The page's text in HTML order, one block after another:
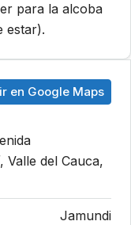
para la alcoba
estar).
en Google Maps
Valle del Cauca,
Jamundi